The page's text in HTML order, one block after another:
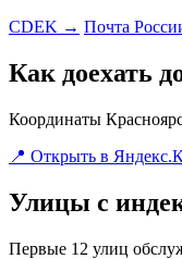
CDEK → Почта
Как доехать
Координаты
📍 Открыть в
Улицы с
Первые 12 улиц